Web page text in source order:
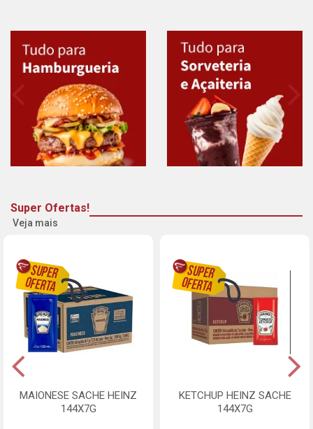
Super Ofertas!
Veja mais
MAIONESE SACHE HEINZ
144X7G
KETCHUP HEINZ SACHE
144X7G